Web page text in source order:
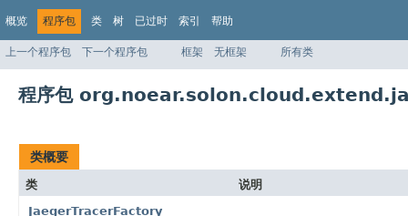
概览 程序包 类 树 已过时 索引 帮助
上一个程序包 下一个程序包 框架 无框架 所有类
程序包
类概要
类
说明
JaegerTracerFactory